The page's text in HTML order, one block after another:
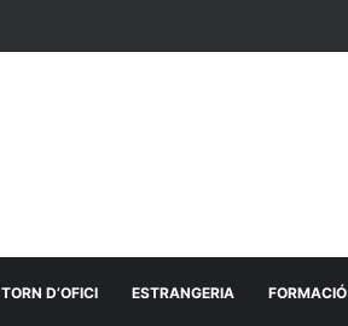
TORN D’OFICI ESTRANGERIA FORMACIÓ